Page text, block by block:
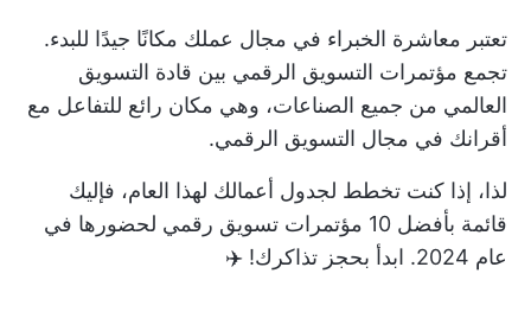
تعتبر معاشرة الخبراء في مجال عملك مكانًا جيدًا للبدء.
تجمع مؤتمرات التسويق الرقمي بين قادة التسويق
العالمي من جميع الصناعات، وهي مكان رائع للتفاعل مع
أقرانك في مجال التسويق الرقمي.
لذا، إذا كنت تخطط لجدول أعمالك لهذا العام، فإليك
قائمة بأفضل 10 مؤتمرات تسويق رقمي لحضورها في
عام 2024. ابدأ بحجز تذاكرك! ✈️